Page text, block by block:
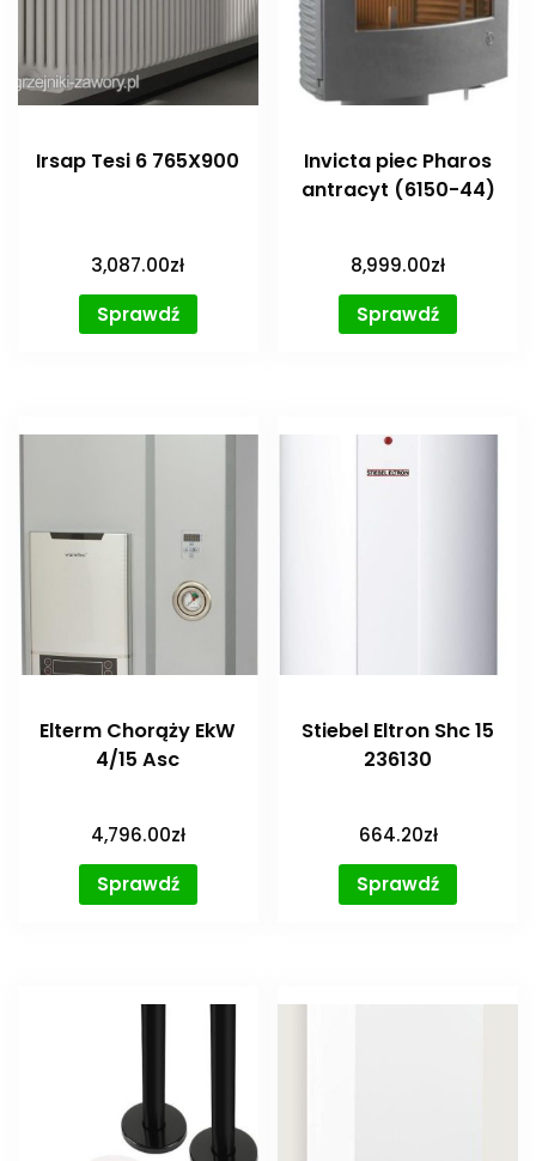
Irsap Tesi 6 765X900
3,087.00zł
Sprawdź
Invicta piec Pharos
antracyt (6150-44)
8,999.00zł
Sprawdź
Elterm Chorąży EkW
4/15 Asc
4,796.00zł
Sprawdź
Stiebel Eltron Shc 15
236130
664.20zł
Sprawdź